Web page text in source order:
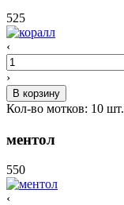
525
‹
›
В корзину
Кол-во мотков: 10 шт.
ментол
550
‹